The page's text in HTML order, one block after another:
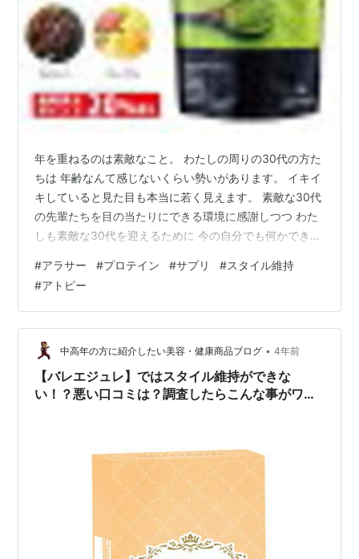
年を重ねるのは素敵なこと。 わたしの周りの30代の方た
ちは 年齢なんて感じないくらい勢いがあります。 イキイ
キしていると見た目も本当に若く見えます。 素敵な30代
の先輩たちを目の当たりにできる環境に感謝しつつ わた
しも素敵な30代を迎えるために 今の自分でも何かできる
り 表情じわが出てきたり ちょっとプニっとしてきたり
明らかに今までとは違う部分が 徐々に顔を出してきまし
た。 「誰にでも起こりうることだから」 と受け入れつつ
も 「少しでも遅らせることができるなら」 と希望をもっ
て自分のメンテナンスを日々行っております。 外側から
のケアばかり…
#アラサー #プロテイン #サプリ #スタイル維持
#アトピー
中高年の方に紹介したい美容・健康商品ブログ • 4年前
【バレエジュレ】ではスタイル維持ができな
い！？悪い口コミは？調査したらこんな事がワカ